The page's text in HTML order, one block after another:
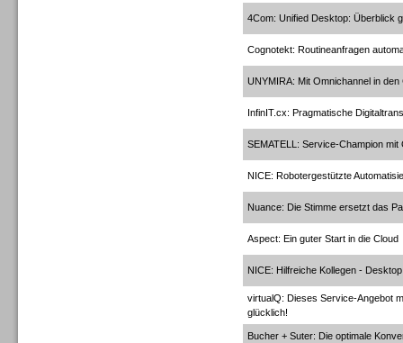
4Com: Unified Desktop: Überblick
Cognotekt: Routineanfragen
UNYMIRA: Mit Omnichannel in
InfinIT.cx: Pragmatische
SEMATELL: Service-Champion mit
NICE: Robotergestützte
Nuance: Die Stimme ersetzt das
Aspect: Ein guter Start in die Cloud
NICE: Hilfreiche Kollegen -
virtualQ: Dieses Service-Angebot
glücklich!
Bucher + Suter: Die optimale